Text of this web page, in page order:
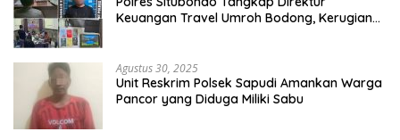
Keuangan Travel Umroh Bodong, Kerugian
Agustus 30, 2025
Unit Reskrim Polsek Sapudi Amankan Warga
Pancor yang Diduga Miliki Sabu